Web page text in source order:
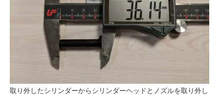
取り外したシリンダーからシリンダーヘッドとノズルを取り外し